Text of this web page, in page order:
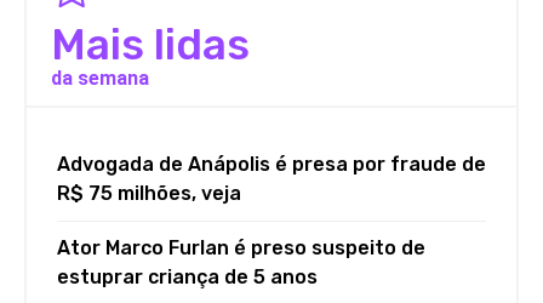
Mais lidas
da semana
Advogada de Anápolis é presa por fraude de
R$ 75 milhões, veja
Ator Marco Furlan é preso suspeito de
estuprar criança de 5 anos